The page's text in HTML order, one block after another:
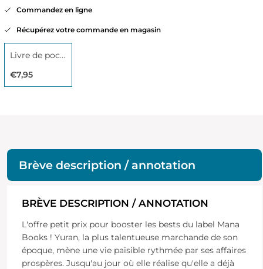
Commandez en ligne
Récupérez votre commande en magasin
Livre de poche
€7,95
Brève description / annotation
BRÈVE DESCRIPTION / ANNOTATION
L'offre petit prix pour booster les bests du label Mana
Books ! Yuran, la plus talentueuse marchande de son
époque, mène une vie paisible rythmée par ses affaires
prospères. Jusqu'au jour où elle réalise qu'elle a déjà